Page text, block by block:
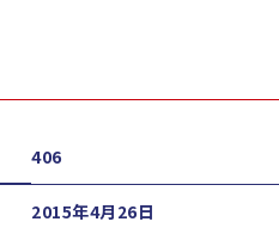
406
2015年4月26日